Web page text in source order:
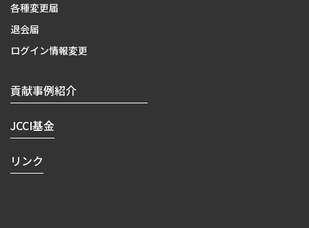
各種変更届
退会届
ログイン情報変更
貢献事例紹介
JCCI基金
リンク